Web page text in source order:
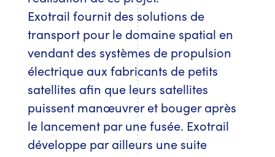
Exotrail fournit des solutions de
transport pour le domaine spatial en
vendant des systèmes de propulsion
électrique aux fabricants de petits
satellites afin que leurs satellites
puissent manœuvrer et bouger après
le lancement par une fusée. Exotrail
développe par ailleurs une suite